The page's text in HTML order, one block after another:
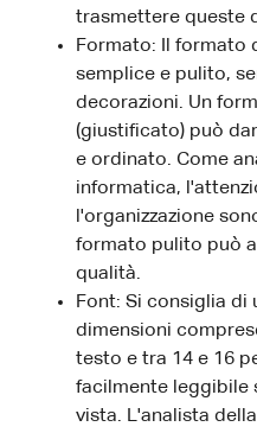
trasmettere queste
Formato: Il formato
semplice e pulito,
decorazioni. Un
(giustificato) può
e ordinato. Come
informatica,
l'organizzazione
formato pulito può
qualità.
Font: Si consiglia di
dimensioni
testo e tra 14 e 16
facilmente leggibile
vista. L'analista